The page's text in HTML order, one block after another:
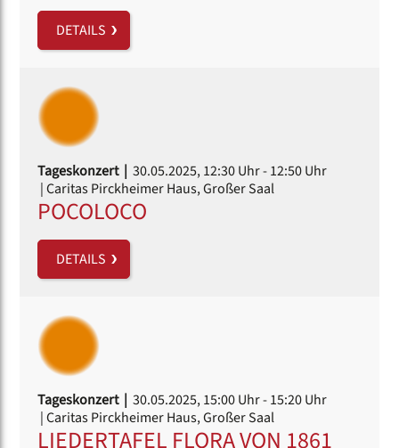
DETAILS
Tageskonzert | 30.05.2025, 12:30 Uhr- 12:50 Uhr
| Caritas Pirckheimer Haus, Großer Saal
POCOLOCO
DETAILS
Tageskonzert | 30.05.2025, 15:00 Uhr- 15:20 Uhr
| Caritas Pirckheimer Haus, Großer Saal
LIEDERTAFEL FLORA VON 1861